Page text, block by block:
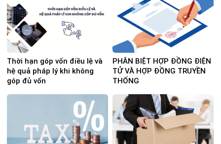
Thời hạn góp vốn điều lệ và
hệ quả pháp lý khi không
góp đủ vốn
PHÂN BIỆT HỢP ĐỒNG ĐIỆN
TỬ VÀ HỢP ĐỒNG TRUYỀN
THỐNG